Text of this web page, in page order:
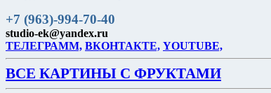
+7 (963)-994-70-40
studio-ek@yandex.ru
ТЕЛЕГРАММ, ВКОНТАКТЕ, YOUTUBE,
ВСЕ КАРТИНЫ С ФРУКТАМИ